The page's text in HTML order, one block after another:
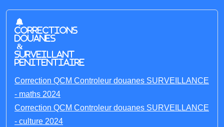
Corrections
Douanes
&
Surveillant
penitentiaire
Correction QCM Controleur douanes SURVEILLANCE
- maths 2024
Correction QCM Controleur douanes SURVEILLANCE
- culture 2024